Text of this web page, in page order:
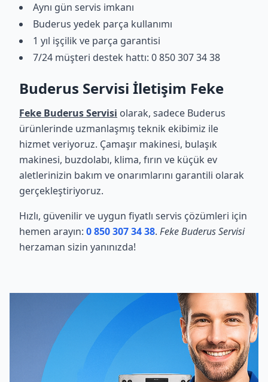
Aynı gün servis imkanı
Buderus yedek parça kullanımı
1 yıl işçilik ve parça garantisi
7/24 müşteri destek hattı: 0 850 307 34 38
Buderus Servisi İletişim Feke
Feke Buderus Servisi olarak, sadece Buderus
ürünlerinde uzmanlaşmış teknik ekibimiz ile
hizmet veriyoruz. Çamaşır makinesi, bulaşık
makinesi, buzdolabı, klima, fırın ve küçük ev
aletlerinizin bakım ve onarımlarını garantili olarak
gerçekleştiriyoruz.
Hızlı, güvenilir ve uygun fiyatlı servis çözümleri için
hemen arayın: 0 850 307 34 38. Feke Buderus Servisi
herzaman sizin yanınızda!